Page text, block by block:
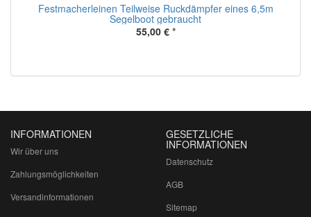
Festmacherleinen Teilweise Ruckdämpfer eines 6,5m
Segelboot gebraucht
55,00 € *
INFORMATIONEN
Wir über uns
Zahlungsmöglichkeiten
Versandinformationen
GESETZLICHE
INFORMATIONEN
Datenschutz
AGB
Sitemap